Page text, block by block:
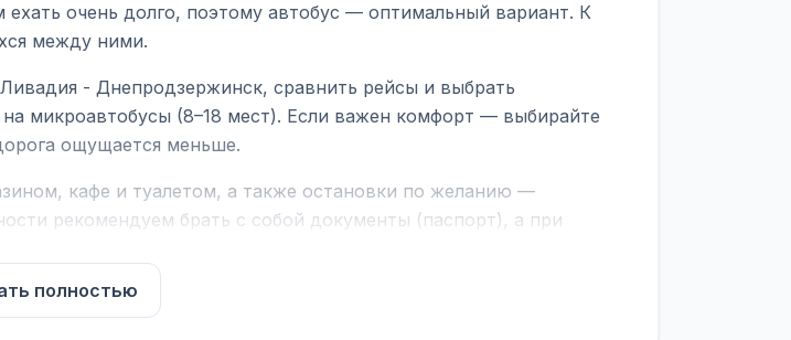
очень долго, поэтому автобус — оптимальный вариант. К
между ними.
- Днепродзержинск, сравнить рейсы и выбрать
микроавтобусы (8–18 мест). Если важен комфорт — выбирайте
ощущается меньше.
кафе и туалетом, а также остановки по желанию —
рекомендуем брать с собой документы (паспорт), а при
регулировка сидений, кондиционер, отопление, зарядка
стюарды. У нас
полностью